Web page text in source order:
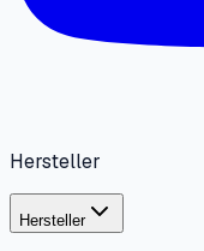
Hersteller
Hersteller